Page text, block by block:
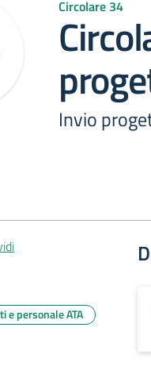
Circolare 34
Invio
e personale ATA